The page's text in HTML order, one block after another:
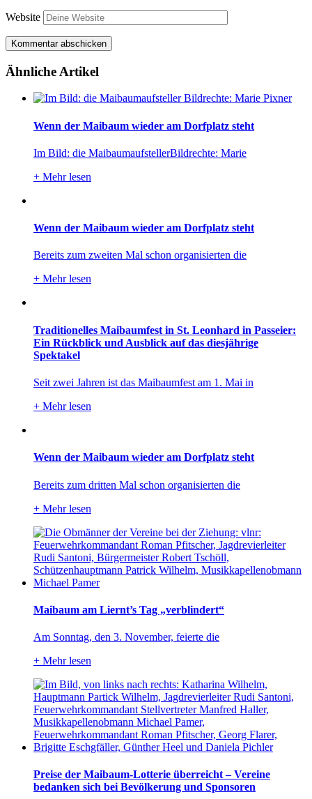
Website
Ähnliche Artikel
Wenn der Maibaum wieder am Dorfplatz steht
Im Bild: die MaibaumaufstellerBildrechte: Marie
+ Mehr lesen
Wenn der Maibaum wieder am Dorfplatz steht
Bereits zum zweiten Mal schon organisierten die
+ Mehr lesen
Traditionelles Maibaumfest in St. Leonhard in Passeier:
Ein Rückblick und Ausblick auf das diesjährige
Spektakel
Seit zwei Jahren ist das Maibaumfest am 1. Mai in
+ Mehr lesen
Wenn der Maibaum wieder am Dorfplatz steht
Bereits zum dritten Mal schon organisierten die
+ Mehr lesen
Maibaum am Liernt’s Tag „verblindert“
Am Sonntag, den 3. November, feierte die
+ Mehr lesen
Preise der Maibaum-Lotterie überreicht – Vereine
bedanken sich bei Bevölkerung und Sponsoren